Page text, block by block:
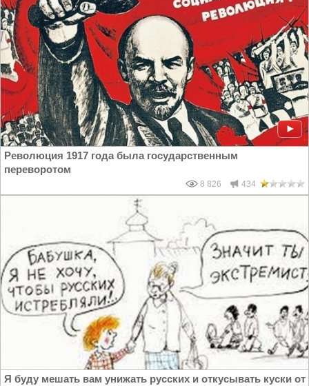
Революция 1917 года была государственным
переворотом
8 826 434
Я буду мешать вам унижать русских и откусывать куски от